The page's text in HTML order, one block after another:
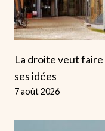
La droite veut
ses idées
7 août 2026